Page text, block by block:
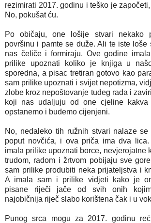
rezimirati 2017. godinu i teško je
No, pokušat ću.
Po običaju, one lošije stvari nekako
površinu i pamte se duže. Ali te iste loše
nas čeliče i formiraju. Ove godine
prilike upoznati koliko je knjiga u
sporedna, a pisac tretiran gotovo kao
sam prilike upoznati i svijet nepotizma,
zlobe kroz nepoštovanje tuđeg rada i
koji nas udaljuju od one cjeline
opstanemo i budemo cijenjeni.
No, nedaleko tih ružnih stvari nalaze
poput novčića, i ova priča ima dva
imala prilike upoznati borce, nevjerojatne
trudom, radom i žrtvom pobijaju sve
sam prilike produbiti neka prijateljstva i
A imala sam i prilike vidjeti kako je
pisane riječi jače od svih onih
najobičnija riječ slabo korištena čak i u
Punog srca mogu za 2017. godinu